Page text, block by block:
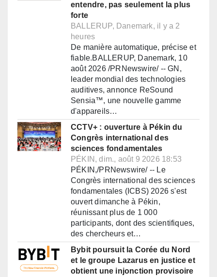
entendre, pas seulement la plus
forte
BALLERUP, Danemark, il y a 2
heures
De manière automatique, précise et
fiable.BALLERUP, Danemark, 10
août 2026 /PRNewswire/ -- GN,
leader mondial des technologies
auditives, annonce ReSound
Sensia™, une nouvelle gamme
d'appareils…
CCTV+ : ouverture à Pékin du
Congrès international des
sciences fondamentales
PÉKIN, dim., août 9 2026 18:53
PÉKIN,/PRNewswire/ -- Le
Congrès international des sciences
fondamentales (ICBS) 2026 s'est
ouvert dimanche à Pékin,
réunissant plus de 1 000
participants, dont des scientifiques,
des chercheurs et…
Bybit poursuit la Corée du Nord
et le groupe Lazarus en justice et
obtient une injonction provisoire